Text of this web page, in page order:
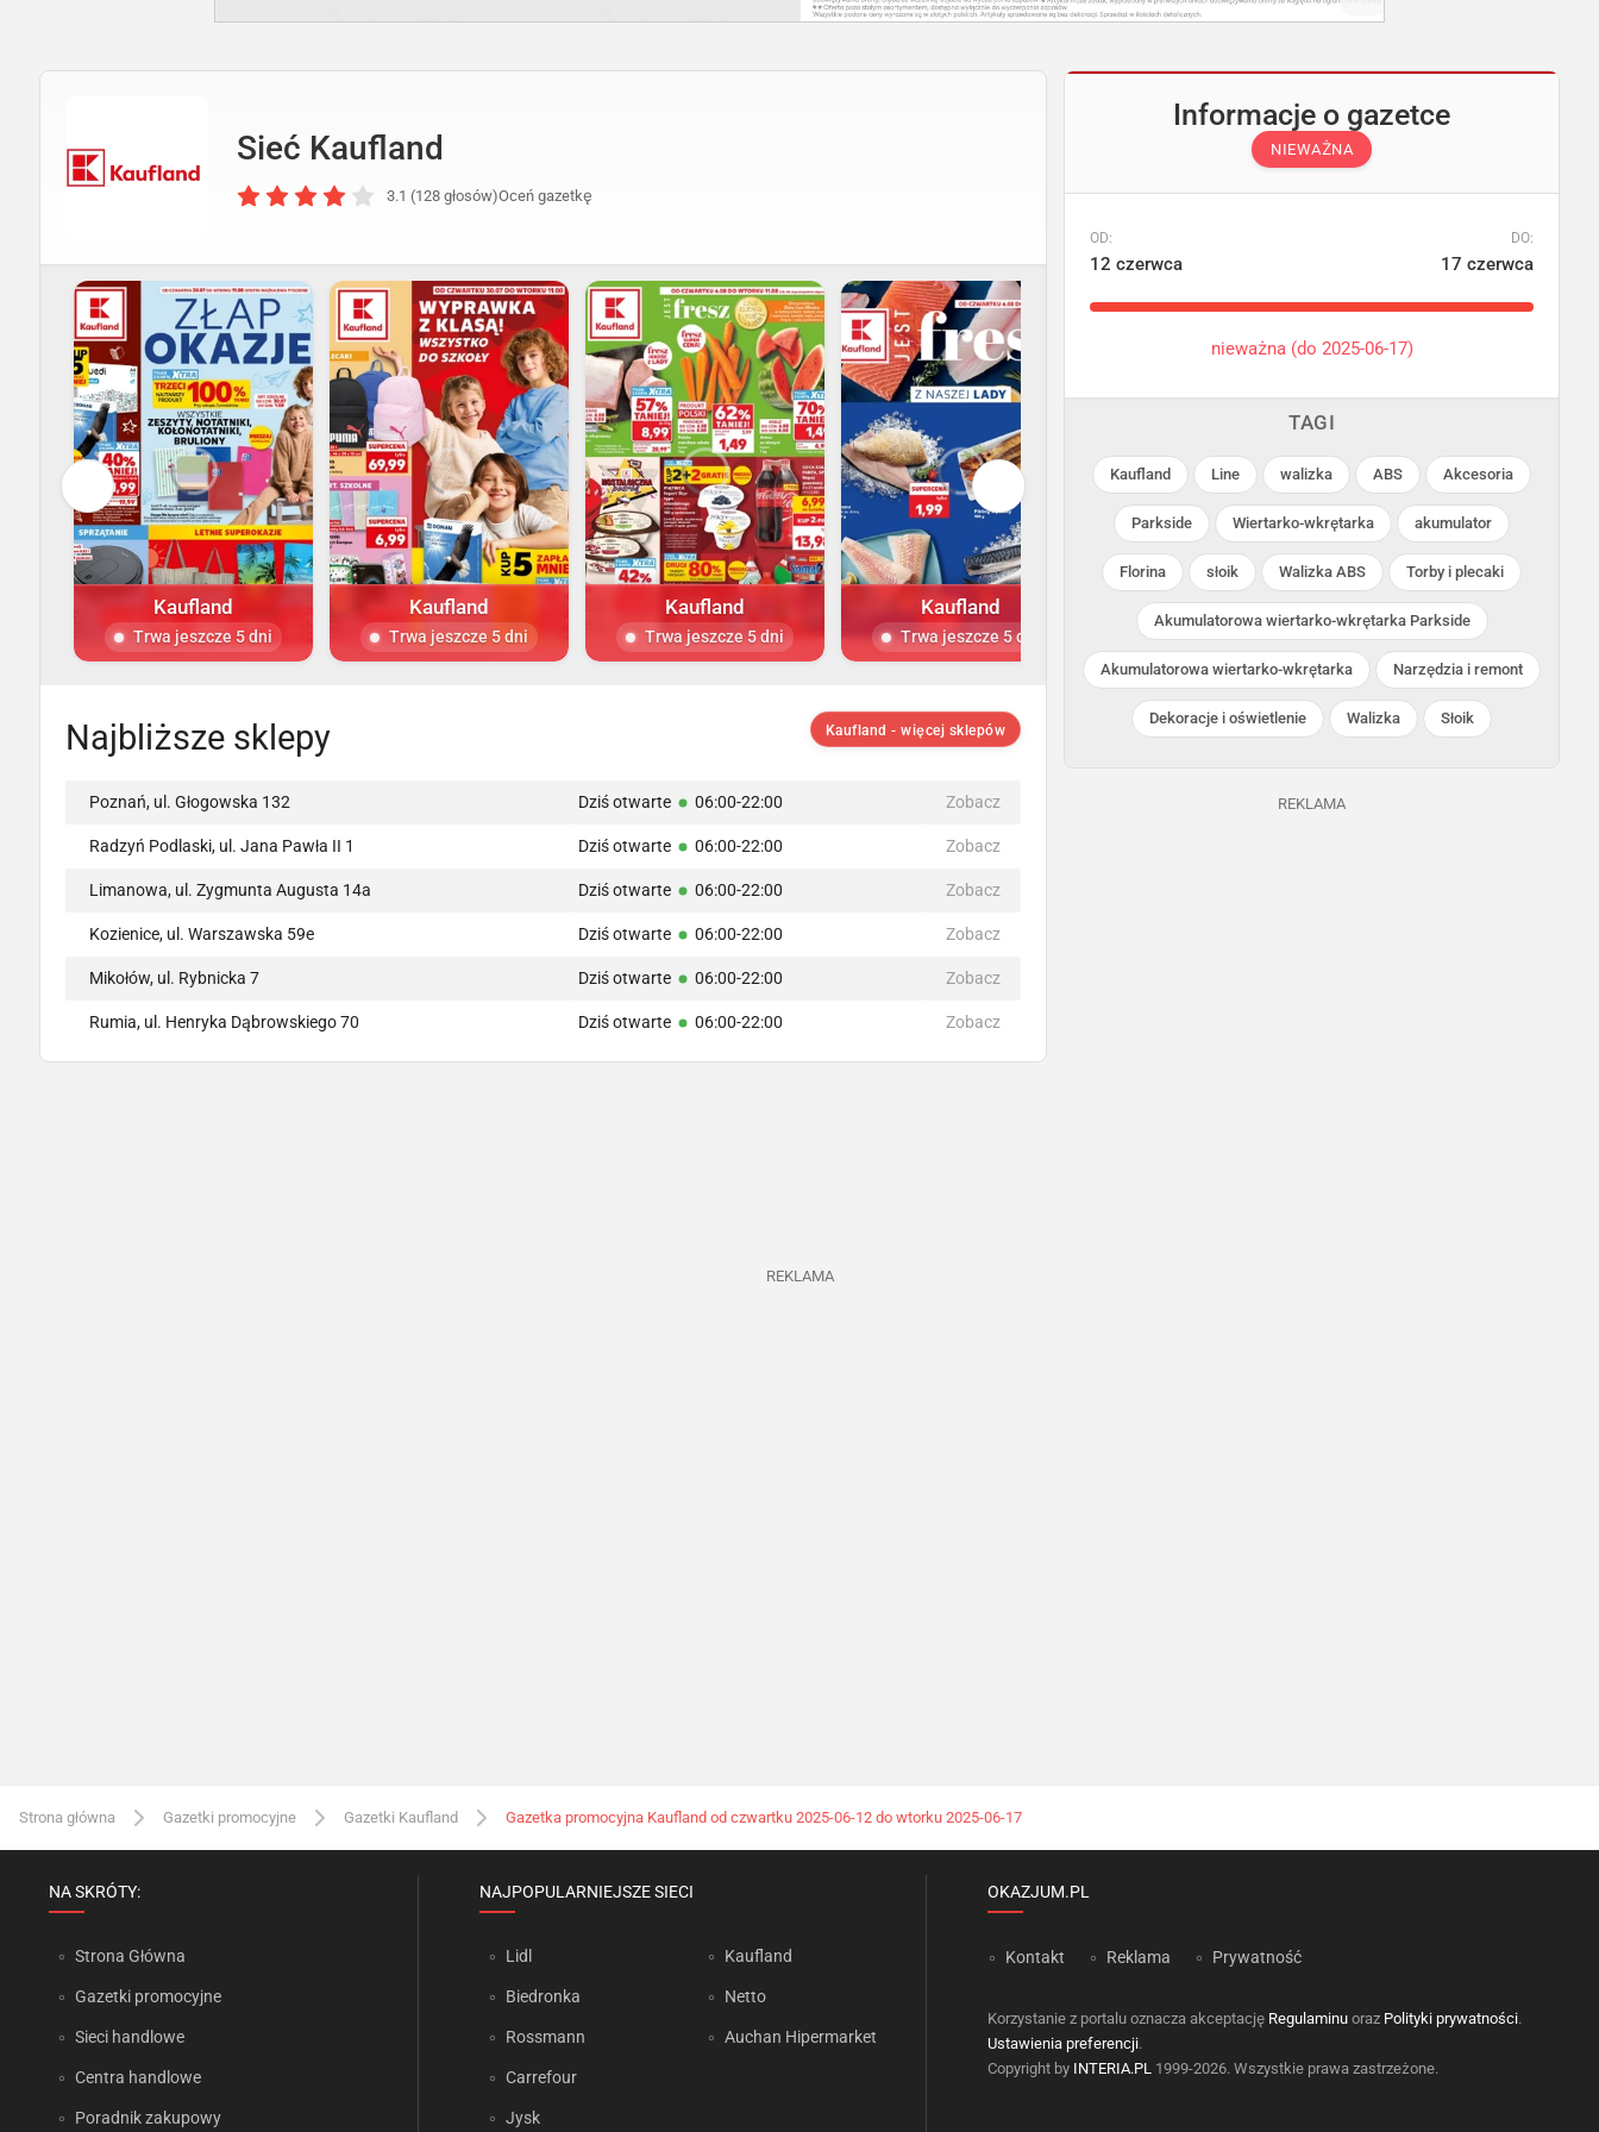
Sieć Kaufland
3.1 (128 głosów)Oceń gazetkę
Kaufland
Trwa jeszcze 5 dni
Kaufland
Trwa jeszcze 5 dni
Kaufland
Trwa jeszcze 5 dni
Kaufland
Trwa jeszcze 5 dni
Odblokuj
Kaufland
Trwa jeszcze 13 dni
Kaufland
Trwa jeszcze 13 dni
Najbliższe sklepy Kaufland - więcej sklepów
Poznań, ul. Głogowska 132 Dziś otwarte 06:00-22:00 Zobacz
Radzyń Podlaski, ul. Jana Pawła II 1 Dziś otwarte 06:00-22:00 Zobacz
Limanowa, ul. Zygmunta Augusta 14a Dziś otwarte 06:00-22:00 Zobacz
Kozienice, ul. Warszawska 59e Dziś otwarte 06:00-22:00 Zobacz
Mikołów, ul. Rybnicka 7 Dziś otwarte 06:00-22:00 Zobacz
Rumia, ul. Henryka Dąbrowskiego 70 Dziś otwarte 06:00-22:00 Zobacz
Informacje o gazetce
NIEWAŻNA
OD:
12 czerwca
DO:
17 czerwca
nieważna (do 2025-06-17)
TAGI
Kaufland Line walizka ABS Akcesoria
Parkside Wiertarko-wkrętarka akumulator
Florina słoik Walizka ABS Torby i plecaki
Akumulatorowa wiertarko-wkrętarka Parkside
Akumulatorowa wiertarko-wkrętarka Narzędzia i remont
Dekoracje i oświetlenie Walizka Słoik
REKLAMA
REKLAMA
Strona główna Gazetki promocyjne Gazetki Kaufland Gazetka promocyjna Kaufland od czwartku 2025-06-12 do wtorku 2025-06-17
NA SKRÓTY:
Strona Główna
Gazetki promocyjne
Sieci handlowe
Centra handlowe
Poradnik zakupowy
NAJPOPULARNIEJSZE SIECI
Lidl
Biedronka
Rossmann
Carrefour
Jysk
Kaufland
Netto
Auchan Hipermarket
OKAZJUM.PL
Kontakt Reklama Prywatność
Korzystanie z portalu oznacza akceptację Regulaminu oraz Polityki prywatności.
Ustawienia preferencji.
Copyright by INTERIA.PL 1999-2026. Wszystkie prawa zastrzeżone.